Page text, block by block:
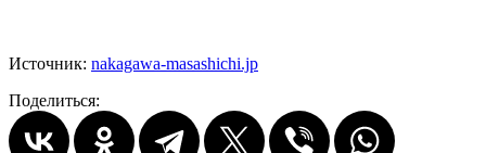
Источник: nakagawa-masashichi.jp
Поделиться: